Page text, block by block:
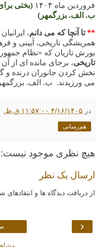
فروردین ماه ۱۴۰۴ (بختی
ب. الف. بزرگمهر)
**تا آنچا که می دانم،
همریشگی تاریخی، آیینی و
یورش تازیان که «نظام
تاریخی، برجای مانده ای از
نخش کردن جانوران درنده و
می ورزیدند. ب. الف. بزرگمهر ۱۳ فروردین ماه
در ۴/۱۶/۱۴۰۵ ۱۱:۵۷:۰۰ ق.ظ.
هم‌رسانی
هیچ نظری موجود نیست:
ارسال یک نظر
از دریافت دیدگاه ها و
‹